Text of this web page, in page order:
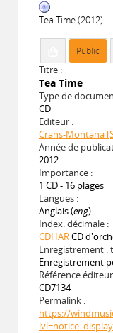
Tea Time (2012)
Public
Titre :
Tea Time
Type de
CD
Editeur :
Crans-Montana
Année de
2012
Importance :
1 CD - 16 plages
Langues :
Anglais (eng)
Index. décimale :
CDHARCD
Enregistrement :
Enregistrement
Référence
CD7134
Permalink :
https://